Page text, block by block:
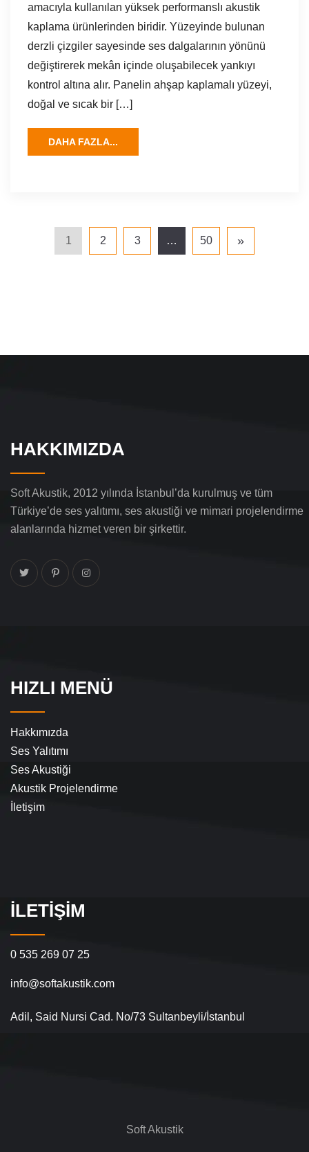
amacıyla kullanılan yüksek performanslı akustik
kaplama ürünlerinden biridir. Yüzeyinde bulunan
derzli çizgiler sayesinde ses dalgalarının yönünü
değiştirerek mekân içinde oluşabilecek yankıyı
kontrol altına alır. Panelin ahşap kaplamalı yüzeyi,
doğal ve sıcak bir […]
DAHA FAZLA...
1 2 3 … 50 »
HAKKIMIZDA
Soft Akustik, 2012 yılında İstanbul’da kurulmuş ve tüm
Türkiye’de ses yalıtımı, ses akustiği ve mimari projelendirme
alanlarında hizmet veren bir şirkettir.
HIZLI MENÜ
Hakkımızda
Ses Yalıtımı
Ses Akustiği
Akustik Projelendirme
İletişim
İLETIŞIM
0 535 269 07 25
info@softakustik.com
Adil, Said Nursi Cad. No/73 Sultanbeyli/İstanbul
Soft Akustik